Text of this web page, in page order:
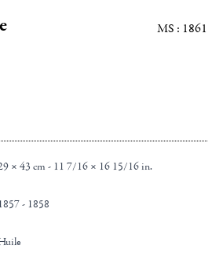
MS : 1861
× 43 cm - 11 7/16 × 16 15/16 in.
1857 - 1858
Huile